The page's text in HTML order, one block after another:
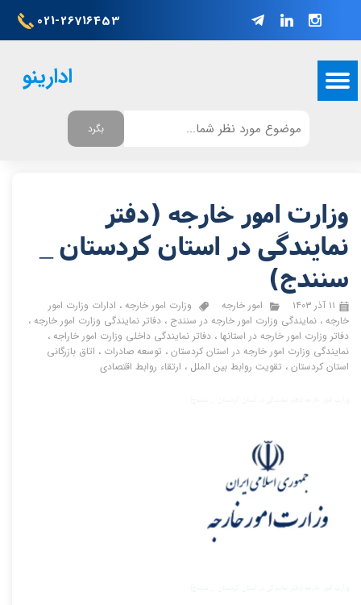
021-26716453
ادارینو
بگرد
وزارت امور خارجه (دفتر
نمایندگی در استان کردستان _
سنندج)
۱۱ آذر ۱۴۰۳ امور خارجه وزارت امور خارجه ، ادارات وزارت امور
خارجه ، نمایندگی وزارت امور خارجه در سنندج ، دفاتر نمایندگی وزارت امور خارجه ،
دفاتر وزارت امور خارجه در استانها ، دفاتر نمایندگی داخلی وزارت امور خاراجه ،
نمایندگی وزارت امور خارجه در استان کردستان ، توسعه صادرات ، اتاق بازرگانی
استان کردستان ، تقویت روابط بین الملل ، ارتقاء روابط اقتصادی